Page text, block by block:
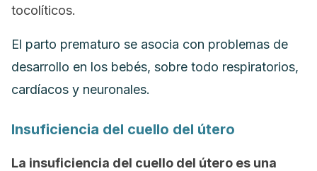
tocolíticos.
El parto prematuro se asocia con problemas de
desarrollo en los bebés, sobre todo respiratorios,
cardíacos y neuronales.
Insuficiencia del cuello del útero
La insuficiencia del cuello del útero es una